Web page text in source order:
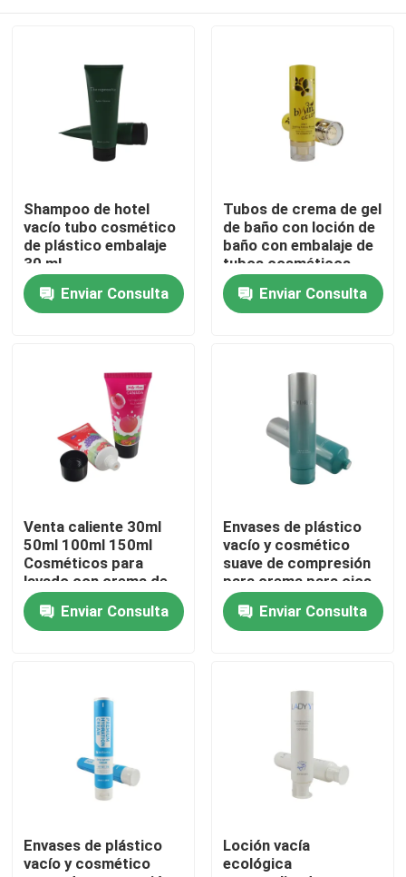
Sobre nosotros
Recorrido por la fábrica
Control de calidad
Solicitar una cita
Tubo cosmético
tubo cosmético vacío
Shampoo de hotel
vacío tubo cosmético
de plástico embalaje
30 ml
Enviar Consulta
Tubos de crema de gel
de baño con loción de
baño con embalaje de
tubos cosméticos
ecológicos
personalizados con
tapa de tapa
Enviar Consulta
Venta caliente 30ml
50ml 100ml 150ml
Cosméticos para
lavado con crema de
lavado Tubo blando
para loción corporal
crema para manos
Enviar Consulta
Envases de plástico
vacío y cosmético
suave de compresión
para crema para ojos
Enviar Consulta
Envases de plástico
vacío y cosmético
Loción vacía
ecológica